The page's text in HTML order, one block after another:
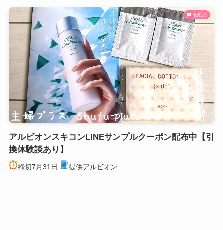
化粧品
アルビオンスキコンLINEサンプルクーポン配布中【引
換体験談あり】
締切7月31日 提供アルビオン